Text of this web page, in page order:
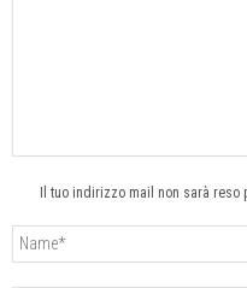
Il tuo indirizzo mail non sarà